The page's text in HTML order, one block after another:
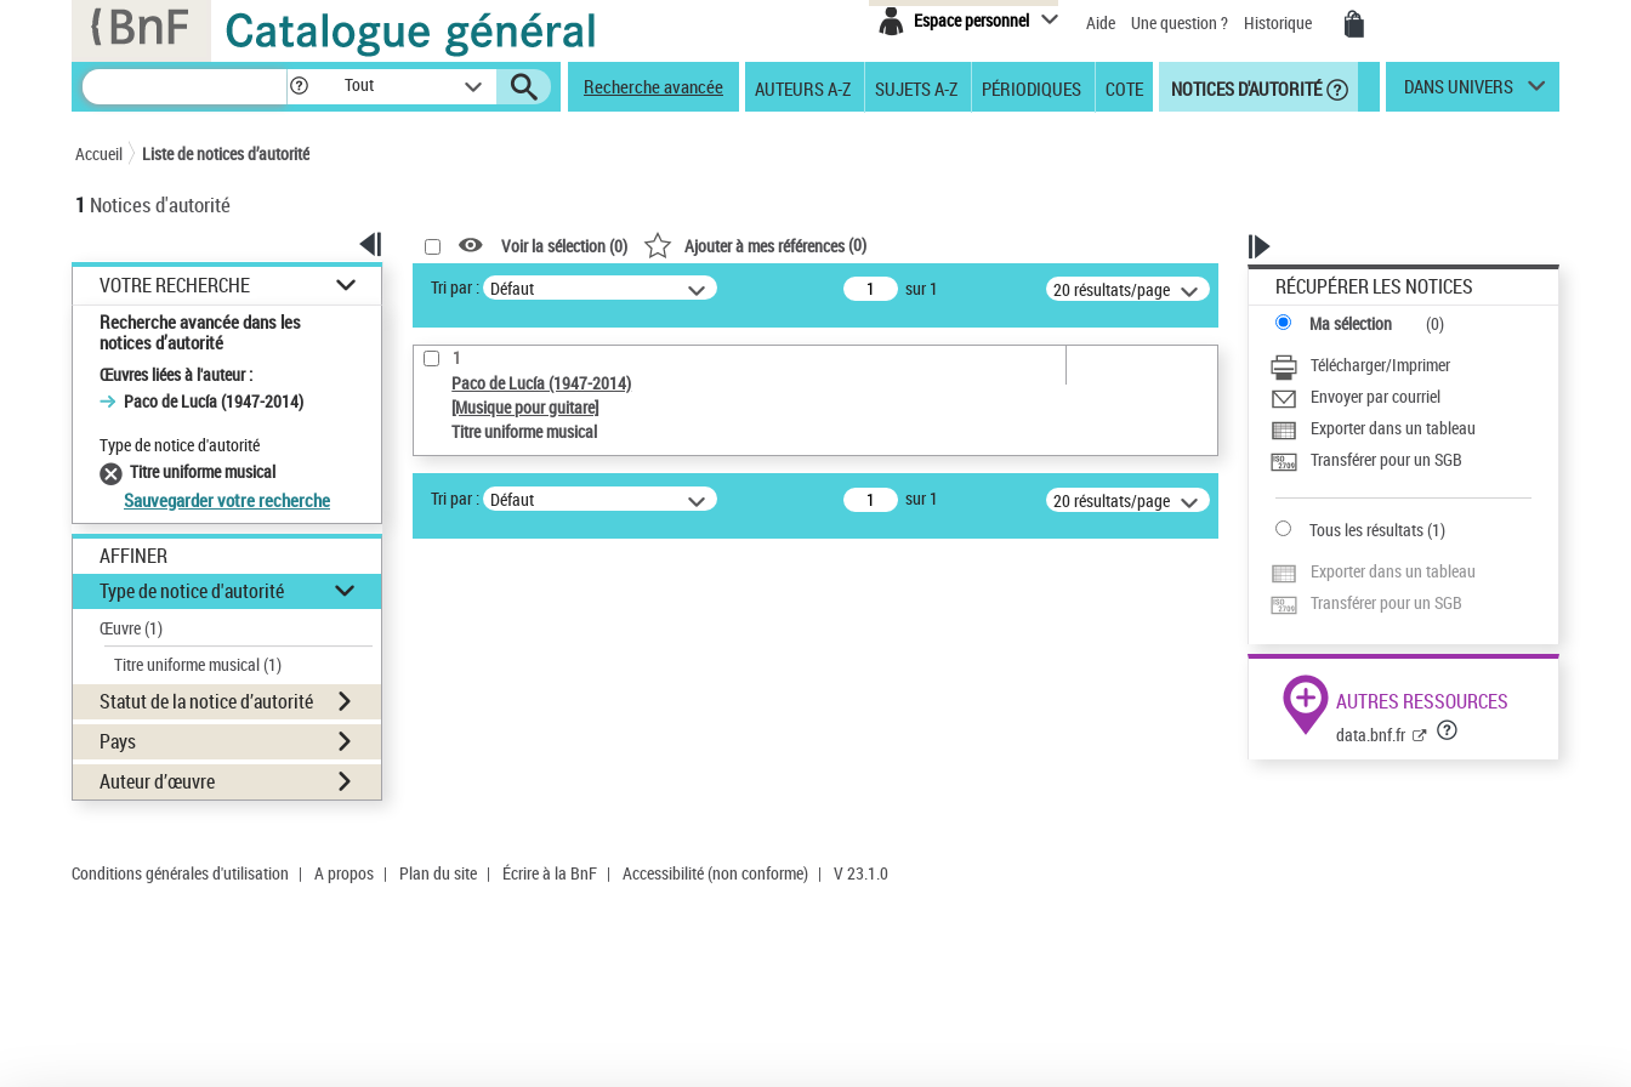
Espace personnel Aide Une question ? Historique
Tout Recherche avancée AUTEURS A-Z SUJETS A-Z PÉRIODIQUES COTE NOTICES D'AUTORITÉ DANS UNIVERS
Accueil Liste de notices d’autorité
1 Notices d'autorité
VOTRE RECHERCHE
Recherche avancée dans les
notices d’autorité
Œuvres liées à l'auteur :
Paco de Lucía (1947-2014)
Type de notice d'autorité
Titre uniforme musical
Sauvegarder votre recherche
AFFINER
Type de notice d'autorité
Œuvre(1)
Titre uniforme musical(1)
Statut de la notice d’autorité
Pays
Auteur d’œuvre
Voir la sélection (0) Ajouter à mes références(0)
Tri par : Défaut sur 1 20 résultats/page
1
Paco de Lucía (1947-2014)
[Musique pour guitare]
Titre uniforme musical
Tri par : Défaut sur 1 20 résultats/page
RÉCUPÉRER LES NOTICES
Ma sélection (0)
Télécharger/Imprimer
Envoyer par courriel
Exporter dans un tableau
Transférer pour un SGB
Tous les résultats(1)
Exporter dans un tableau
Transférer pour un SGB
AUTRES RESSOURCES
data.bnf.fr
Conditions générales d'utilisation | A propos | Plan du site | Écrire à la BnF | Accessibilité (non conforme) | V 23.1.0
Panneau de gestion des cookies